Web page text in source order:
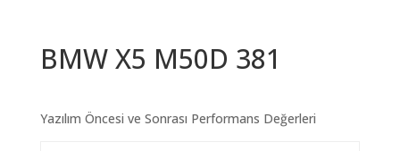
BMW X5 M50D 381
Yazılım Öncesi ve Sonrası Performans Değerleri